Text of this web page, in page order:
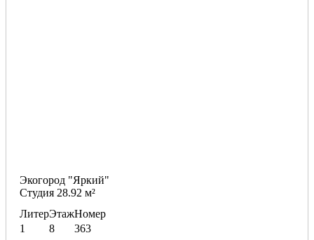
Экогород "Яркий"
Студия 28.92 м²
Литер
1
Этаж
8
Номер
363